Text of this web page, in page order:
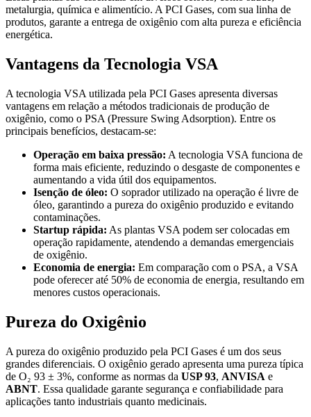
metalurgia, química e alimentício. A PCI Gases, com sua linha de
produtos, garante a entrega de oxigênio com alta pureza e eficiência
energética.
Vantagens da Tecnologia VSA
A tecnologia VSA utilizada pela PCI Gases apresenta diversas
vantagens em relação a métodos tradicionais de produção de
oxigênio, como o PSA (Pressure Swing Adsorption). Entre os
principais benefícios, destacam-se:
Operação em baixa pressão: A tecnologia VSA funciona de
forma mais eficiente, reduzindo o desgaste de componentes e
aumentando a vida útil dos equipamentos.
Isenção de óleo: O soprador utilizado na operação é livre de
óleo, garantindo a pureza do oxigênio produzido e evitando
contaminações.
Startup rápida: As plantas VSA podem ser colocadas em
operação rapidamente, atendendo a demandas emergenciais
de oxigênio.
Economia de energia: Em comparação com o PSA, a VSA
pode oferecer até 50% de economia de energia, resultando em
menores custos operacionais.
Pureza do Oxigênio
A pureza do oxigênio produzido pela PCI Gases é um dos seus
grandes diferenciais. O oxigênio gerado apresenta uma pureza típica
de O₂ 93 ± 3%, conforme as normas da USP 93, ANVISA e
ABNT. Essa qualidade garante segurança e confiabilidade para
aplicações tanto industriais quanto medicinais.